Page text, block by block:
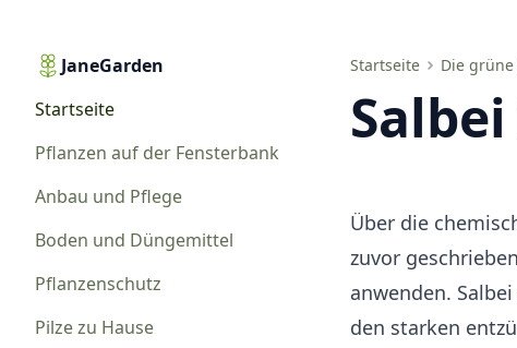
JaneGarden
Startseite
Pflanzen auf der Fensterbank
Anbau und Pflege
Boden und Düngemittel
Pflanzenschutz
Pilze zu Hause
Startseite Die
Salbei in der Kosmetik
Über die
zuvor
anwenden.
den starken